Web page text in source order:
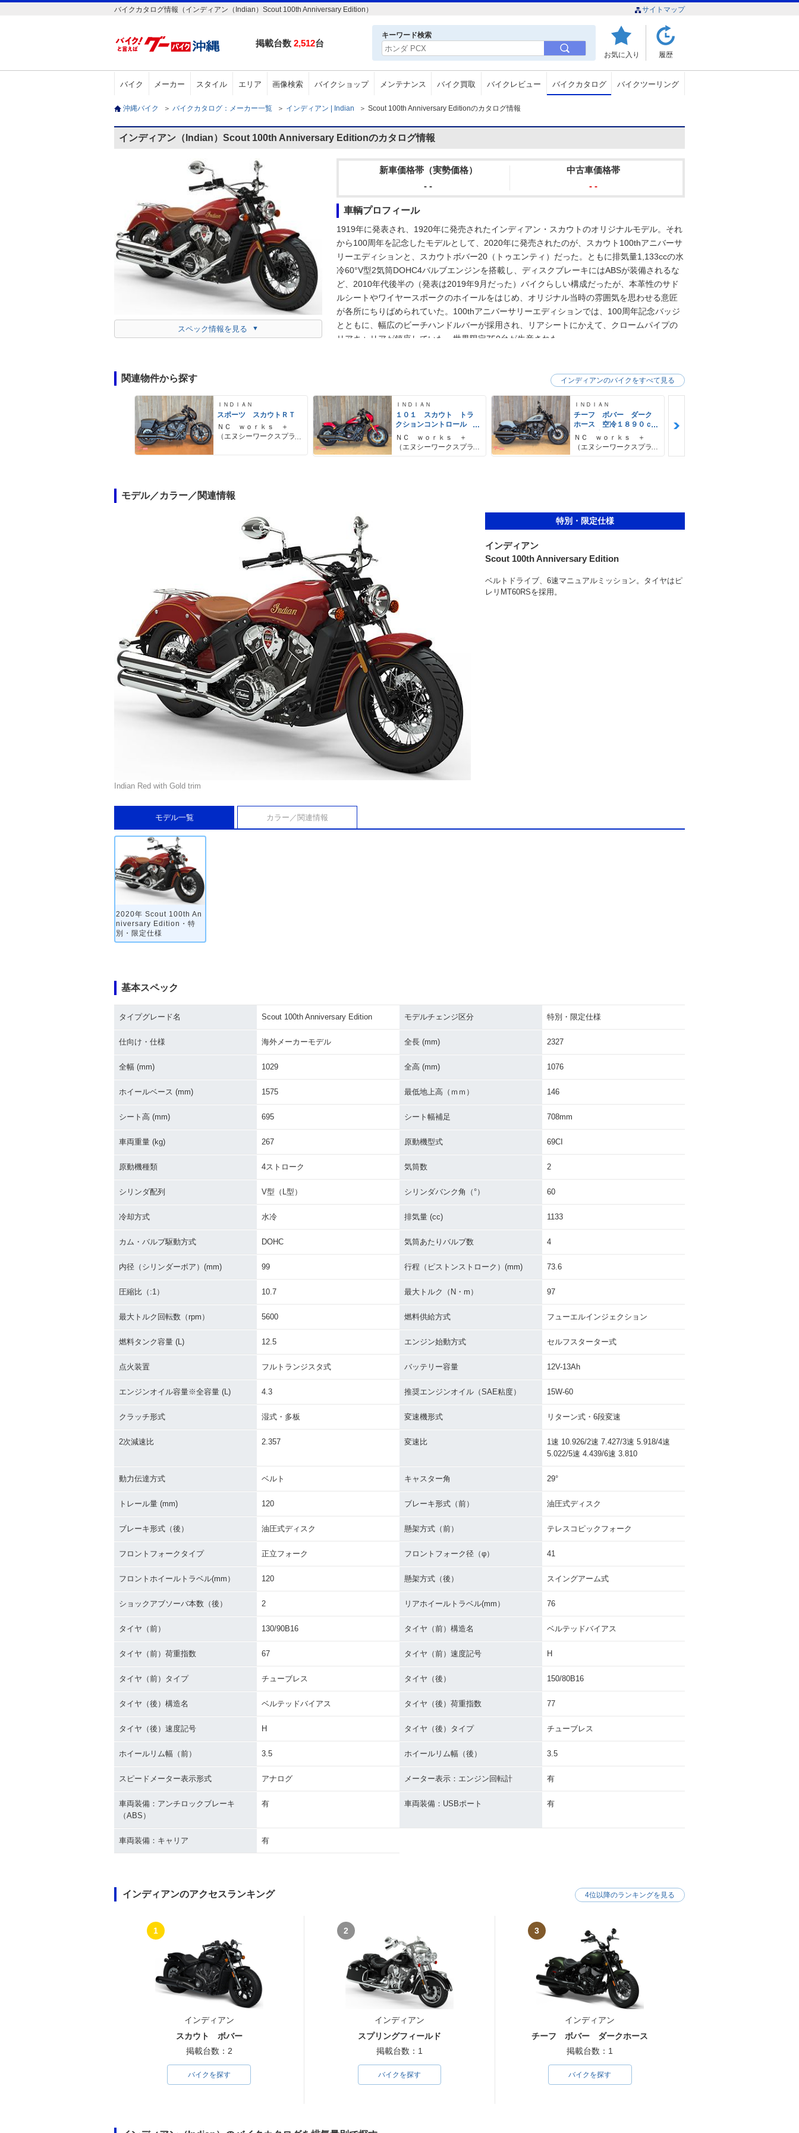
バイクカタログ情報（インディアン（Indian）Scout 100th Anniversary Edition） サイトマップ
掲載台数 2,512台
キーワード検索
お気に入り 履歴
バイク メーカー スタイル エリア 画像検索 バイクショップ メンテナンス バイク買取 バイクレビュー バイクカタログ バイクツーリング
沖縄バイク ＞ バイクカタログ：メーカー一覧 ＞ インディアン | Indian ＞ Scout 100th Anniversary Editionのカタログ情報
インディアン（Indian）Scout 100th Anniversary Editionのカタログ情報
スペック情報を見る
新車価格帯（実勢価格）
- -
中古車価格帯
- -
車輌プロフィール
1919年に発表され、1920年に発売されたインディアン・スカウトのオリジナルモデル。それ
から100周年を記念したモデルとして、2020年に発売されたのが、スカウト100thアニバーサ
リーエディションと、スカウトボバー20（トゥエンティ）だった。ともに排気量1,133ccの水
冷60°V型2気筒DOHC4バルブエンジンを搭載し、ディスクブレーキにはABSが装備されるな
ど、2010年代後半の（発表は2019年9月だった）バイクらしい構成だったが、本革性のサド
ルシートやワイヤースポークのホイールをはじめ、オリジナル当時の雰囲気を思わせる意匠
が各所にちりばめられていた。100thアニバーサリーエディションでは、100周年記念バッジ
とともに、幅広のビーチハンドルバーが採用され、リアシートにかえて、クロームパイプの
リアキャリアが鎮座していた。世界限定750台が生産された。
関連物件から探す
ＩＮＤＩＡＮ
スポーツ スカウトＲＴ
ＮＣ ｗｏｒｋｓ ＋
（エヌシーワークスプラ
ＩＮＤＩＡＮ
１０１ スカウト トラ
クションコントロール
３ライドモードセレク
ト １１１馬力エンジ
ン ブレンボキャリパー
ＮＣ ｗｏｒｋｓ ＋
（エヌシーワークスプラ
ＩＮＤＩＡＮ
チーフ ボバー ダーク
ホース 空冷１８９０ｃ
ｃ ６速ミッション キ
ーレスイグニッション
ＵＳＢ充電 ＡＢＳ Ｌ
ＮＣ ｗｏｒｋｓ ＋
（エヌシーワークスプラ
インディアンのバイクをすべて見る
モデル／カラー／関連情報
Indian Red with Gold trim
特別・限定仕様
インディアン
Scout 100th Anniversary Edition
ベルトドライブ、6速マニュアルミッション。タイヤはピ
レリMT60RSを採用。
モデル一覧 カラー／関連情報
2020年 Scout 100th An
niversary Edition・特
別・限定仕様
基本スペック
タイプグレード名 Scout 100th Anniversary Edition モデルチェンジ区分 特別・限定仕様
仕向け・仕様 海外メーカーモデル 全長 (mm) 2327
全幅 (mm) 1029 全高 (mm) 1076
ホイールベース (mm) 1575 最低地上高（ｍｍ） 146
シート高 (mm) 695 シート幅補足 708mm
車両重量 (kg) 267 原動機型式 69CI
原動機種類 4ストローク 気筒数 2
シリンダ配列 V型（L型） シリンダバンク角（°） 60
冷却方式 水冷 排気量 (cc) 1133
カム・バルブ駆動方式 DOHC 気筒あたりバルブ数 4
内径（シリンダーボア）(mm) 99 行程（ピストンストローク）(mm) 73.6
圧縮比（:1） 10.7 最大トルク（N・m） 97
最大トルク回転数（rpm） 5600 燃料供給方式 フューエルインジェクション
燃料タンク容量 (L) 12.5 エンジン始動方式 セルフスターター式
点火装置 フルトランジスタ式 バッテリー容量 12V-13Ah
エンジンオイル容量※全容量 (L) 4.3 推奨エンジンオイル（SAE粘度） 15W-60
クラッチ形式 湿式・多板 変速機形式 リターン式・6段変速
2次減速比 2.357 変速比
1速 10.926/2速 7.427/3速 5.918/4速
5.022/5速 4.439/6速 3.810
動力伝達方式 ベルト キャスター角 29°
トレール量 (mm) 120 ブレーキ形式（前） 油圧式ディスク
ブレーキ形式（後） 油圧式ディスク 懸架方式（前） テレスコピックフォーク
フロントフォークタイプ 正立フォーク フロントフォーク径（φ） 41
フロントホイールトラベル(mm） 120 懸架方式（後） スイングアーム式
ショックアブソーバ本数（後） 2 リアホイールトラベル(mm） 76
タイヤ（前） 130/90B16 タイヤ（前）構造名 ベルテッドバイアス
タイヤ（前）荷重指数 67 タイヤ（前）速度記号 H
タイヤ（前）タイプ チューブレス タイヤ（後） 150/80B16
タイヤ（後）構造名 ベルテッドバイアス タイヤ（後）荷重指数 77
タイヤ（後）速度記号 H タイヤ（後）タイプ チューブレス
ホイールリム幅（前） 3.5 ホイールリム幅（後） 3.5
スピードメーター表示形式 アナログ メーター表示：エンジン回転計 有
車両装備：アンチロックブレーキ
（ABS）
有 車両装備：USBポート 有
車両装備：キャリア 有
インディアンのアクセスランキング
1
インディアン
スカウト ボバー
掲載台数：2
バイクを探す
2
インディアン
スプリングフィールド
掲載台数：1
バイクを探す
3
インディアン
チーフ ボバー ダークホース
掲載台数：1
バイクを探す
4位以降のランキングを見る